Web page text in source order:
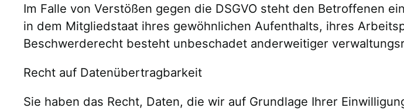
Im Falle von Verstößen gegen die DSGVO steht den Betroffenen
in dem Mitgliedstaat ihres gewöhnlichen Aufenthalts, ihres
Beschwerderecht besteht unbeschadet anderweitiger
Recht auf Datenübertragbarkeit
Sie haben das Recht, Daten, die wir auf Grundlage Ihrer